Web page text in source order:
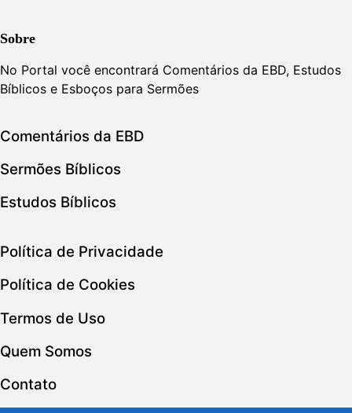
Sobre
No Portal você encontrará Comentários da EBD, Estudos
Bíblicos e Esboços para Sermões
Comentários da EBD
Sermões Bíblicos
Estudos Bíblicos
Política de Privacidade
Política de Cookies
Termos de Uso
Quem Somos
Contato